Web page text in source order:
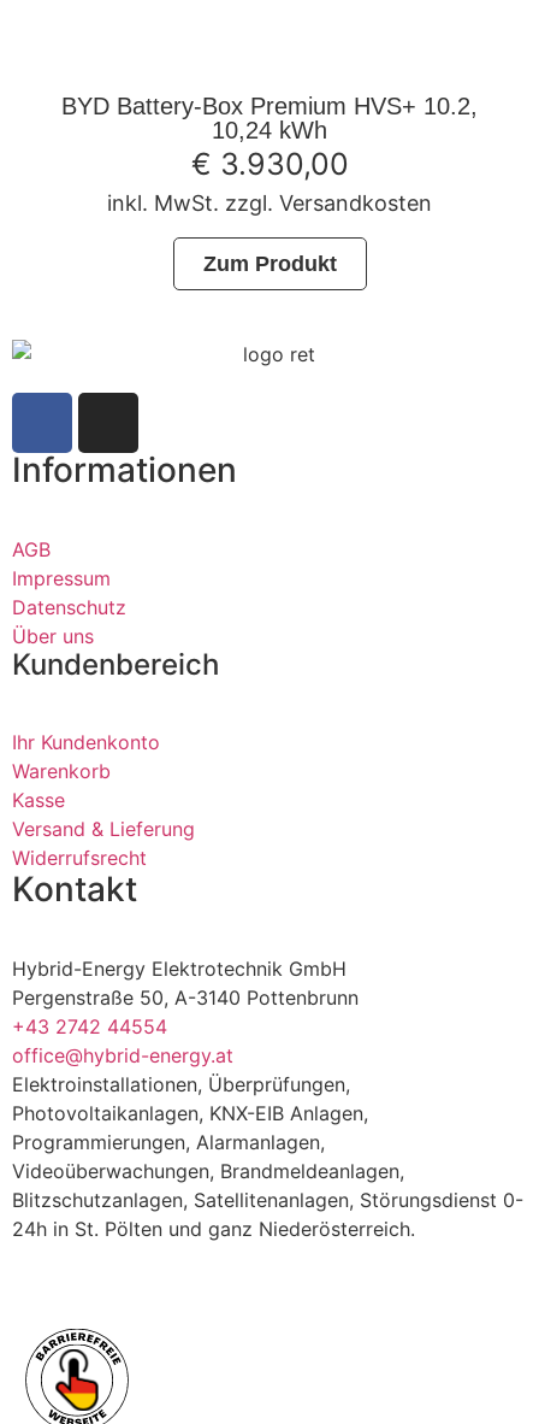
BYD Battery-Box Premium HVS+ 10.2,
10,24 kWh
€ 3.930,00
inkl. MwSt. zzgl. Versandkosten
Zum Produkt
Informationen
AGB
Impressum
Datenschutz
Über uns
Kundenbereich
Ihr Kundenkonto
Warenkorb
Kasse
Versand & Lieferung
Widerrufsrecht
Kontakt
Hybrid-Energy Elektrotechnik GmbH
Pergenstraße 50, A-3140 Pottenbrunn
+43 2742 44554
office@hybrid-energy.at
Elektroinstallationen, Überprüfungen,
Photovoltaikanlagen, KNX-EIB Anlagen,
Programmierungen, Alarmanlagen,
Videoüberwachungen, Brandmeldeanlagen,
Blitzschutzanlagen, Satellitenanlagen, Störungsdienst 0-
24h in St. Pölten und ganz Niederösterreich.